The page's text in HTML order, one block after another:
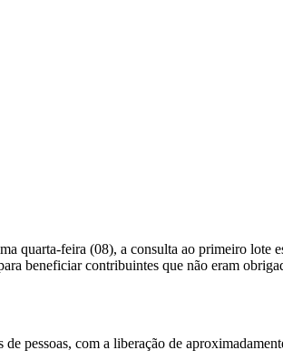
quarta-feira (08), a consulta ao primeiro
beneficiar contribuintes que não eram
pessoas, com a liberação de